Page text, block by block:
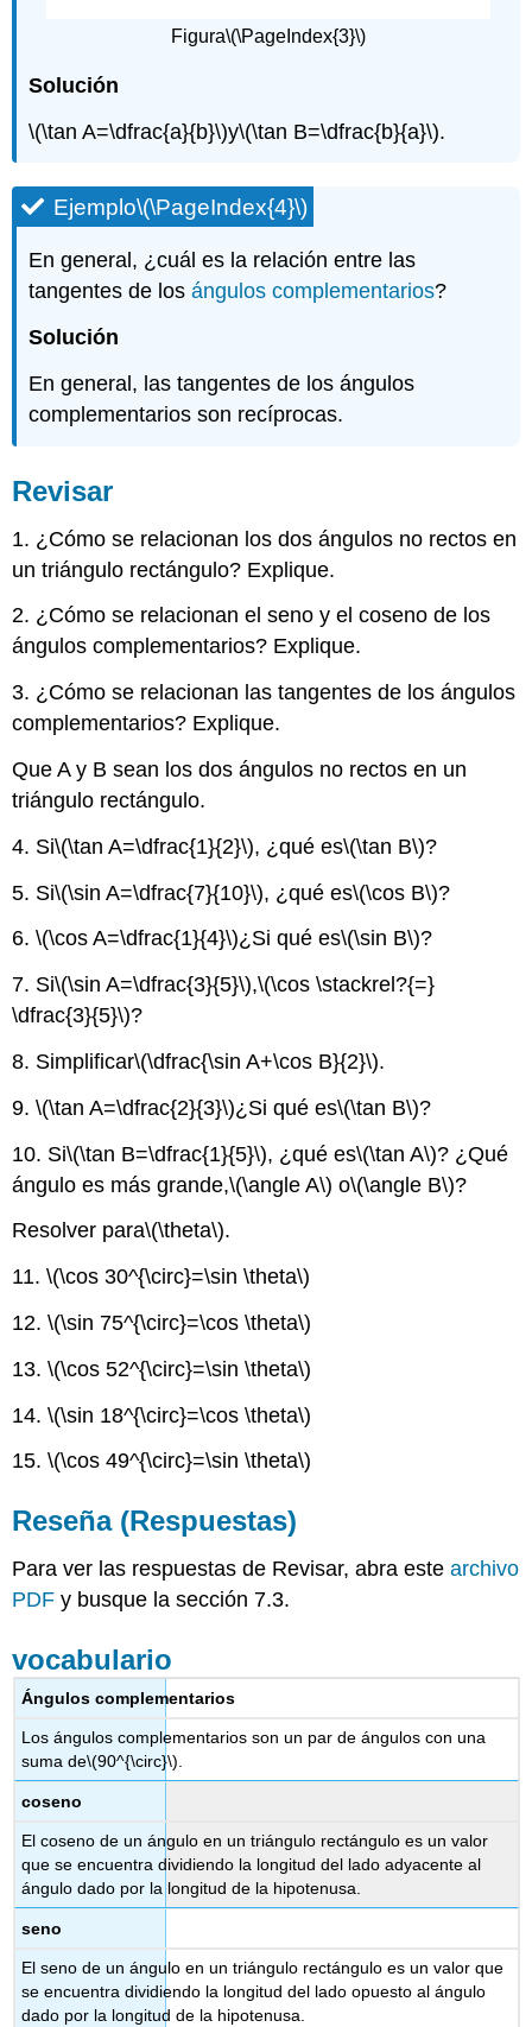
Figura\(\PageIndex{3}\)
Solución
\(\tan A=\dfrac{a}{b}\)y\(\tan B=\dfrac{b}{a}\).
Ejemplo\(\PageIndex{4}\)
En general, ¿cuál es la relación entre las
tangentes de losángulos complementarios?
Solución
En general, las tangentes de los ángulos
complementarios son recíprocas.
Revisar
1. ¿Cómo se relacionan los dos ángulos no rectos en
un triángulo rectángulo? Explique.
2. ¿Cómo se relacionan el seno y el coseno de los
ángulos complementarios? Explique.
3. ¿Cómo se relacionan las tangentes de los ángulos
complementarios? Explique.
Que A y B sean los dos ángulos no rectos en un
triángulo rectángulo.
4. Si\(\tan A=\dfrac{1}{2}\), ¿qué es\(\tan B\)?
5. Si\(\sin A=\dfrac{7}{10}\), ¿qué es\(\cos B\)?
6.\(\cos A=\dfrac{1}{4}\)¿Si qué es\(\sin B\)?
7. Si\(\sin A=\dfrac{3}{5}\),\(\cos \stackrel?{=}
\dfrac{3}{5}\)?
8. Simplificar\(\dfrac{\sin A+\cos B}{2}\).
9.\(\tan A=\dfrac{2}{3}\)¿Si qué es\(\tan B\)?
10. Si\(\tan B=\dfrac{1}{5}\), ¿qué es\(\tan A\)? ¿Qué
ángulo es más grande,\(\angle A\) o\(\angle B\)?
Resolver para\(\theta\).
11.\(\cos 30^{\circ}=\sin \theta\)
12.\(\sin 75^{\circ}=\cos \theta\)
13.\(\cos 52^{\circ}=\sin \theta\)
14.\(\sin 18^{\circ}=\cos \theta\)
15.\(\cos 49^{\circ}=\sin \theta\)
Reseña (Respuestas)
Para ver las respuestas de Revisar, abra estearchivo
PDF y busque la sección 7.3.
vocabulario
Ángulos complementarios
Los ángulos complementarios son un par de ángulos con una
suma de\(90^{\circ}\).
coseno
El coseno de un ángulo en un triángulo rectángulo es un valor
que se encuentra dividiendo la longitud del lado adyacente al
ángulo dado por la longitud de la hipotenusa.
seno
El seno de un ángulo en un triángulo rectángulo es un valor que
se encuentra dividiendo la longitud del lado opuesto al ángulo
dado por la longitud de la hipotenusa.